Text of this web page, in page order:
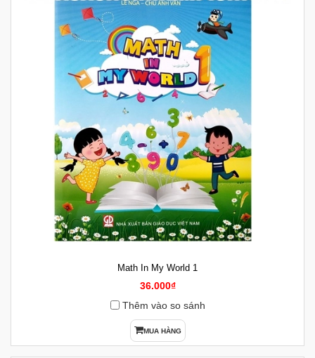
Math In My World 1
36.000₫
Thêm vào so sánh
MUA HÀNG